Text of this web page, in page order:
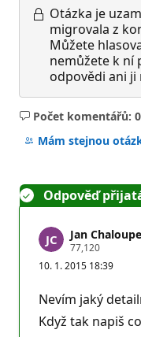
Otázka je
migrovala z
Můžete
nemůžete k ní
odpovědi ani ji
Počet komentářů: 0
Žádné
komentáře
Mám stejnou
Odpověď
Jan
77,120R
p
t
a
č
n
10. 1. 2015 18:39
Nevím jaký
Když tak napiš